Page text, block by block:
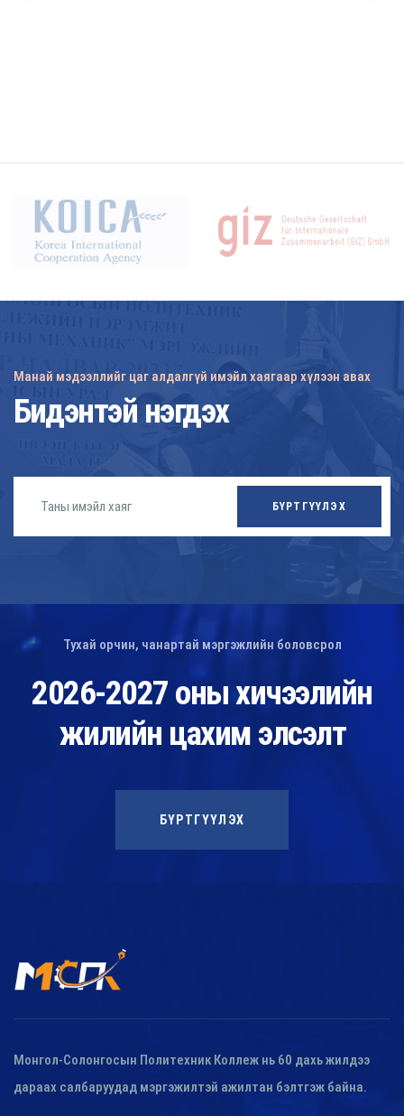
Манай мэдээллийг цаг алдалгүй имэйл хаягаар хүлээн авах
Бидэнтэй нэгдэх
БҮРТГҮҮЛЭХ
Тухай орчин, чанартай мэргэжлийн боловсрол
2026-2027 оны хичээлийн
жилийн цахим элсэлт
БҮРТГҮҮЛЭХ
Монгол-Солонгосын Политехник Коллеж нь 60 дахь жилдээ
дараах салбаруудад мэргэжилтэй ажилтан бэлтгэж байна.